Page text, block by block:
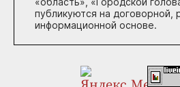
публикуются на договорной,
информационной основе.